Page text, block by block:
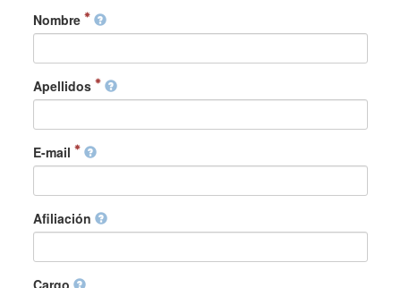
Nombre
Apellidos
E-mail
Afiliación
Cargo